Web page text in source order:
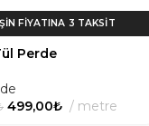
Perde
499,00₺ metre